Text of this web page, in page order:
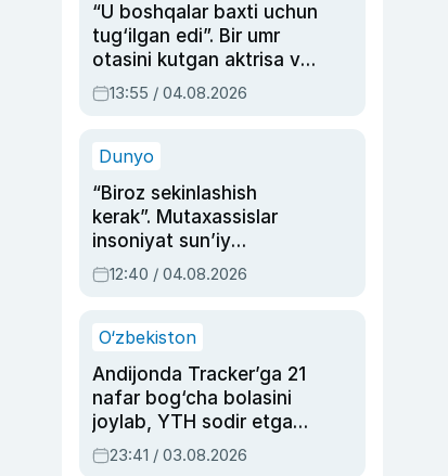
“U boshqalar baxti uchun
tug‘ilgan edi”. Bir umr
otasini kutgan aktrisa va
dublyaj ustasi Rimma
Ahmedovaning
13:55 / 04.08.2026
Dunyo
“Biroz sekinlashish
kerak”. Mutaxassislar
insoniyat sun’iy
intellektni boshqara
olmay qolishidan xavotir
12:40 / 04.08.2026
O‘zbekiston
Andijonda Tracker’ga 21
nafar bog‘cha bolasini
joylab, YTH sodir etgan
ayolga sud hukmi o‘qildi
23:41 / 03.08.2026